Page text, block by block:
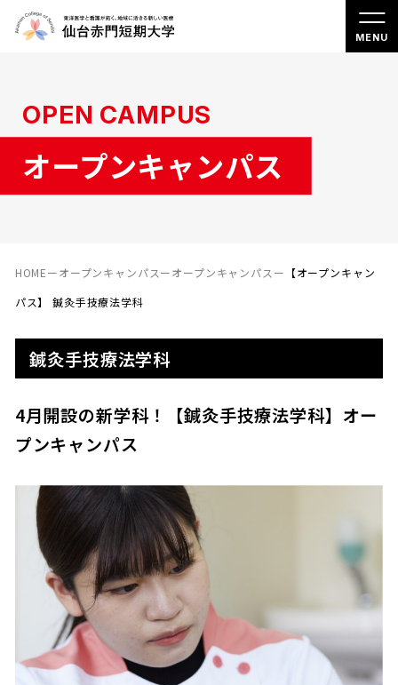
OPEN CAMPUS
オープンキャンパス
HOMEーオープンキャンパスーオープンキャンパス ー 【オープンキャン
パス】 鍼灸手技療法学科
鍼灸手技療法学科
4月開設の新学科！【鍼灸手技療法学科】オー
プンキャンパス